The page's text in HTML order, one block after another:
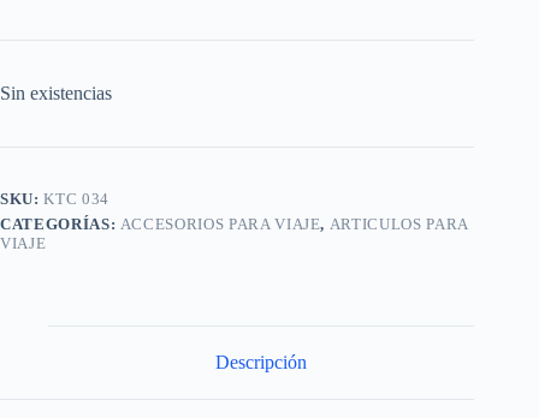
Sin existencias
SKU:KTC 034
CATEGORÍAS: ACCESORIOS PARA VIAJE, ARTICULOS PARA
VIAJE
Descripción